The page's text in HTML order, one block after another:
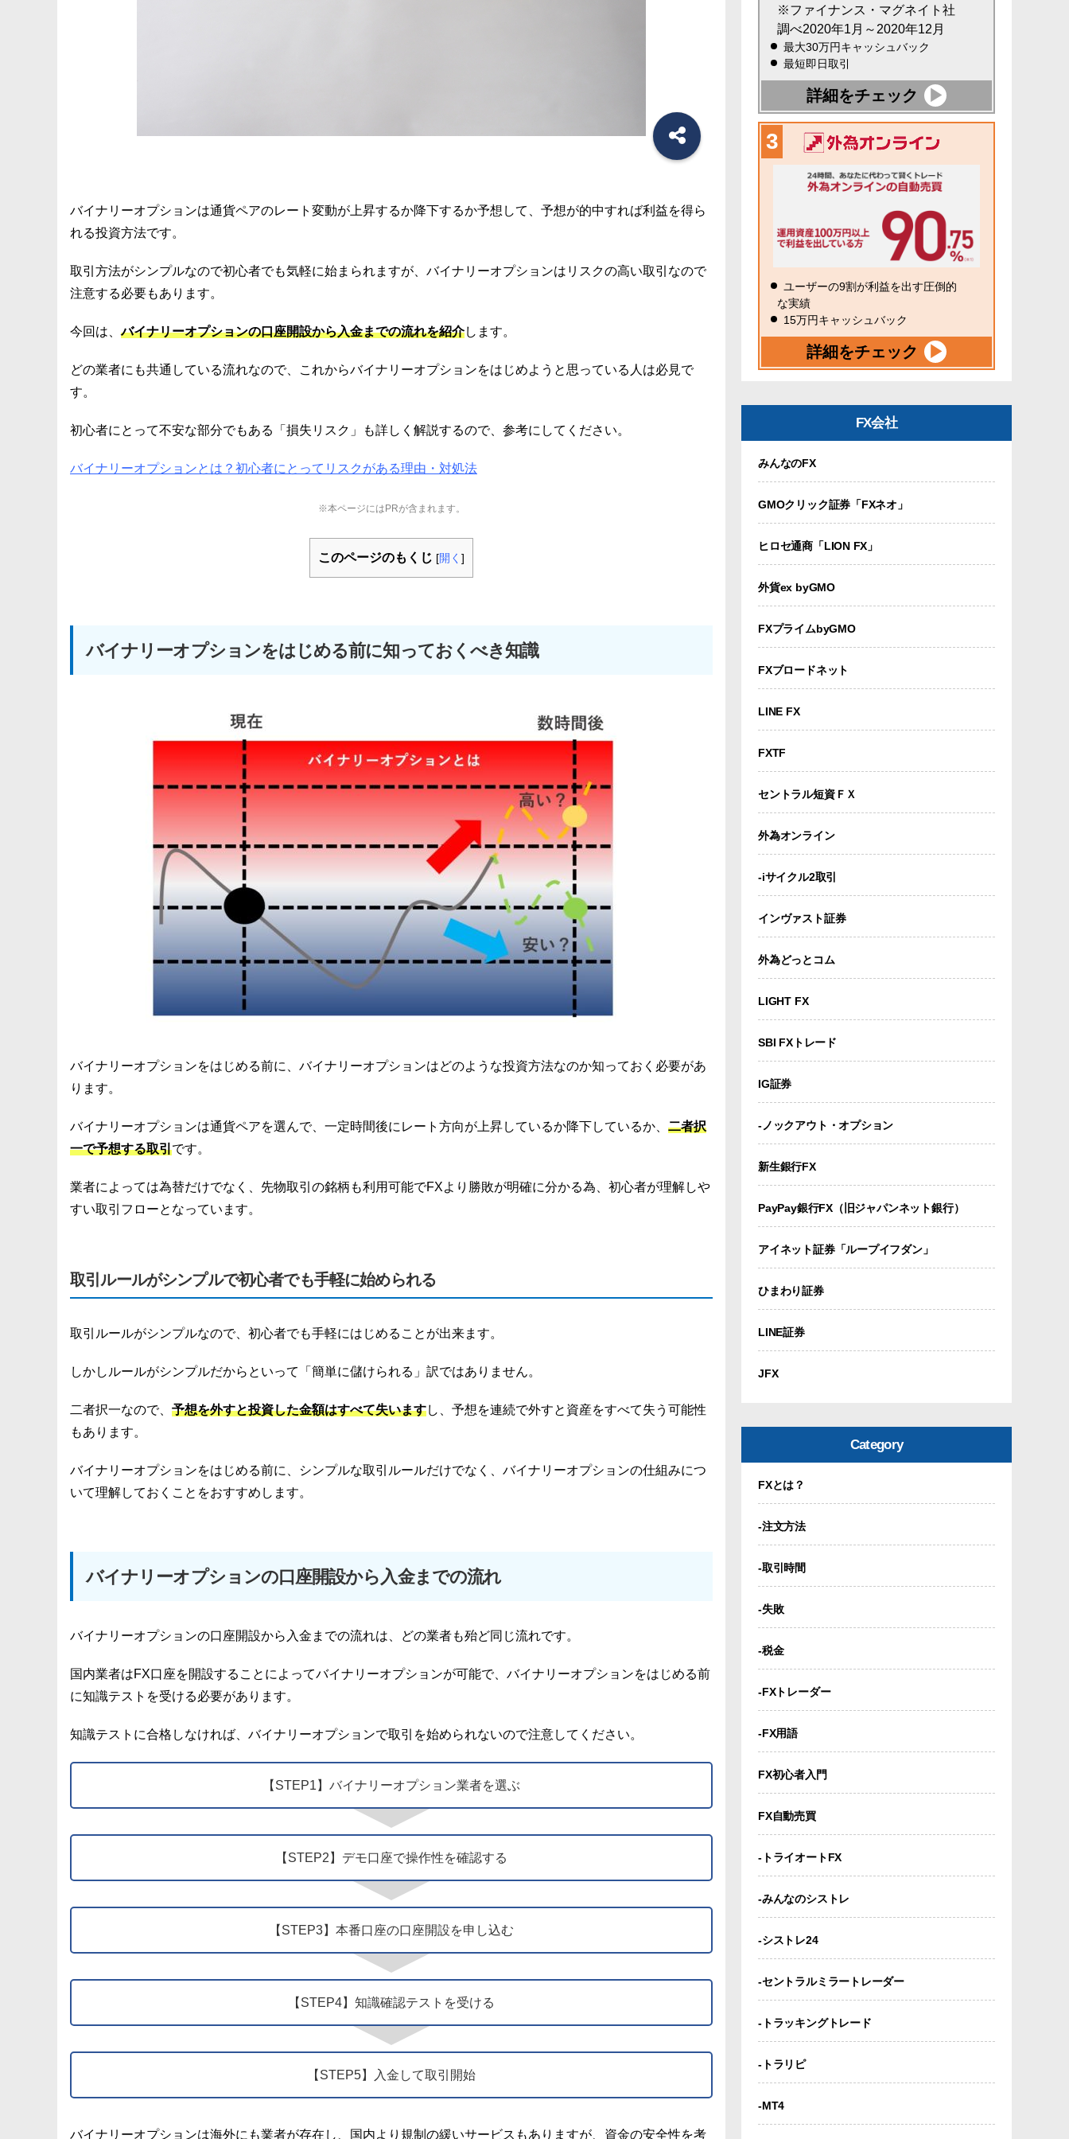
バイナリーオプションは通貨ペアのレート変動が上昇するか降下するか予想して、予想が的中すれば利益を得ら
れる投資方法です。
取引方法がシンプルなので初心者でも気軽に始まられますが、バイナリーオプションはリスクの高い取引なので
注意する必要もあります。
今回は、バイナリーオプションの口座開設から入金までの流れを紹介します。
どの業者にも共通している流れなので、これからバイナリーオプションをはじめようと思っている人は必見で
す。
初心者にとって不安な部分でもある「損失リスク」も詳しく解説するので、参考にしてください。
バイナリーオプションとは？初心者にとってリスクがある理由・対処法
※本ページにはPRが含まれます。
このページのもくじ [開く ]
バイナリーオプションをはじめる前に知っておくべき知識
バイナリーオプションをはじめる前に、バイナリーオプションはどのような投資方法なのか知っておく必要があ
ります。
バイナリーオプションは通貨ペアを選んで、一定時間後にレート方向が上昇しているか降下しているか、 二者択
一で予想する取引です。
業者によっては為替だけでなく、先物取引の銘柄も利用可能でFXより勝敗が明確に分かる為、初心者が理解しや
すい取引フローとなっています。
取引ルールがシンプルで初心者でも手軽に始められる
取引ルールがシンプルなので、初心者でも手軽にはじめることが出来ます。
しかしルールがシンプルだからといって「簡単に儲けられる」訳ではありません。
二者択一なので、 予想を外すと投資した金額はすべて失いますし、予想を連続で外すと資産をすべて失う可能性
もあります。
バイナリーオプションをはじめる前に、シンプルな取引ルールだけでなく、バイナリーオプションの仕組みにつ
いて理解しておくことをおすすめします。
バイナリーオプションの口座開設から入金までの流れ
バイナリーオプションの口座開設から入金までの流れは、どの業者も殆ど同じ流れです。
国内業者はFX口座を開設することによってバイナリーオプションが可能で、バイナリーオプションをはじめる前
に知識テストを受ける必要があります。
知識テストに合格しなければ、バイナリーオプションで取引を始められないので注意してください。
【STEP1】バイナリーオプション業者を選ぶ
【STEP2】デモ口座で操作性を確認する
【STEP3】本番口座の口座開設を申し込む
【STEP4】知識確認テストを受ける
【STEP5】入金して取引開始
バイナリーオプションは海外にも業者が存在し、国内より規制の緩いサービスもありますが、資金の安全性を考
※ファイナンス・マグネイト社
調べ2020年1月～2020年12月
最大30万円キャッシュバック
最短即日取引
詳細をチェック
ユーザーの9割が利益を出す圧倒的
な実績
15万円キャッシュバック
詳細をチェック
FX会社
みんなのFX
GMOクリック証券「FXネオ」
ヒロセ通商「LION FX」
外貨ex byGMO
FXプライムbyGMO
FXブロードネット
LINE FX
FXTF
セントラル短資ＦＸ
外為オンライン
-iサイクル2取引
インヴァスト証券
外為どっとコム
LIGHT FX
SBI FXトレード
IG証券
-ノックアウト・オプション
新生銀行FX
PayPay銀行FX（旧ジャパンネット銀行）
アイネット証券「ループイフダン」
ひまわり証券
LINE証券
JFX
Category
FXとは？
-注文方法
-取引時間
-失敗
-税金
-FXトレーダー
-FX用語
FX初心者入門
FX自動売買
-トライオートFX
-みんなのシストレ
-シストレ24
-セントラルミラートレーダー
-トラッキングトレード
-トラリピ
-MT4